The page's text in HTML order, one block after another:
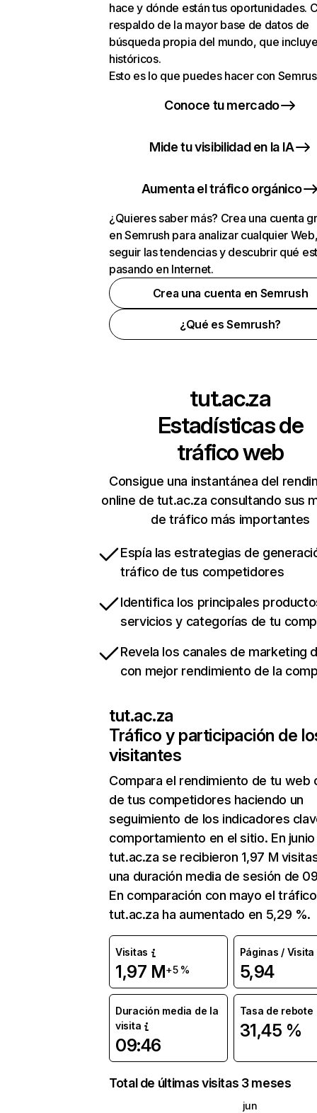
hace y dónde están tus oportunidades.
respaldo de la mayor base de datos de
búsqueda propia del mundo, que
históricos.
Esto es lo que puedes hacer con
Conoce tu mercado
Mide tu visibilidad en la IA
Aumenta el tráfico orgánico
¿Quieres saber más? Crea una cuenta
en Semrush para analizar cualquier
seguir las tendencias y descubrir qué
pasando en Internet.
Crea una cuenta en Semrush
¿Qué es Semrush?
tut.ac.za
Estadísticas de
tráfico web
Consigue una instantánea del
online de tut.ac.za consultando sus
de tráfico más importantes
Espía las estrategias de
tráfico de tus competidores
Identifica los principales
servicios y categorías de tu
Revela los canales de marketing
con mejor rendimiento de la
tut.ac.za
Tráfico y participación de
visitantes
Compara el rendimiento de tu web
de tus competidores haciendo un
seguimiento de los indicadores
comportamiento en el sitio. En junio
tut.ac.za se recibieron 1,97 M
una duración media de sesión de
En comparación con mayo el
tut.ac.za ha aumentado en 5,29 %.
Visitas
1,97 M+5 %
Páginas / Visita
5,94
Duración media de la
visita
09:46
Tasa de rebote
31,45 %
Total de últimas visitas 3 meses
jun